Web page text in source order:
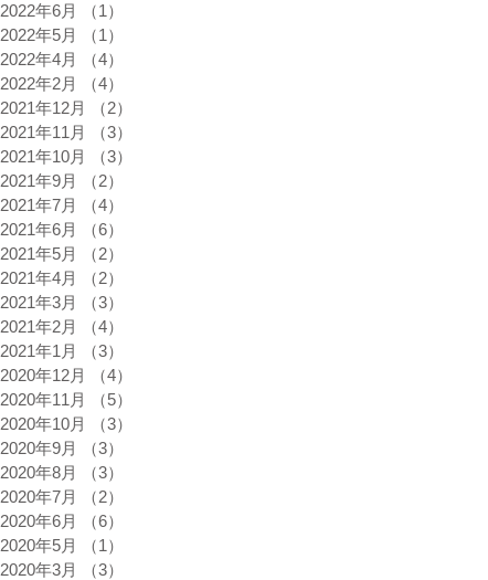
2022年6月
（1）
2022年5月
（1）
2022年4月
（4）
2022年2月
（4）
2021年12月
（2）
2021年11月
（3）
2021年10月
（3）
2021年9月
（2）
2021年7月
（4）
2021年6月
（6）
2021年5月
（2）
2021年4月
（2）
2021年3月
（3）
2021年2月
（4）
2021年1月
（3）
2020年12月
（4）
2020年11月
（5）
2020年10月
（3）
2020年9月
（3）
2020年8月
（3）
2020年7月
（2）
2020年6月
（6）
2020年5月
（1）
2020年3月
（3）